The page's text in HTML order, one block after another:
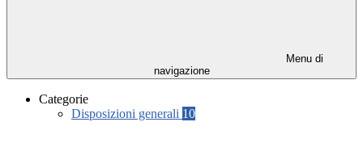
Menu di
navigazione
Categorie
Disposizioni generali 10